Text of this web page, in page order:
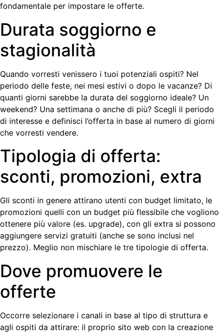
fondamentale per impostare le offerte.
Durata soggiorno e
stagionalità
Quando vorresti venissero i tuoi potenziali ospiti? Nel
periodo delle feste, nei mesi estivi o dopo le vacanze? Di
quanti giorni sarebbe la durata del soggiorno ideale? Un
weekend? Una settimana o anche di più? Scegli il periodo
di interesse e definisci l’offerta in base al numero di giorni
che vorresti vendere.
Tipologia di offerta:
sconti, promozioni, extra
Gli sconti in genere attirano utenti con budget limitato, le
promozioni quelli con un budget più flessibile che vogliono
ottenere più valore (es. upgrade), con gli extra si possono
aggiungere servizi gratuiti (anche se sono inclusi nel
prezzo). Meglio non mischiare le tre tipologie di offerta.
Dove promuovere le
offerte
Occorre selezionare i canali in base al tipo di struttura e
agli ospiti da attirare: il proprio sito web con la creazione